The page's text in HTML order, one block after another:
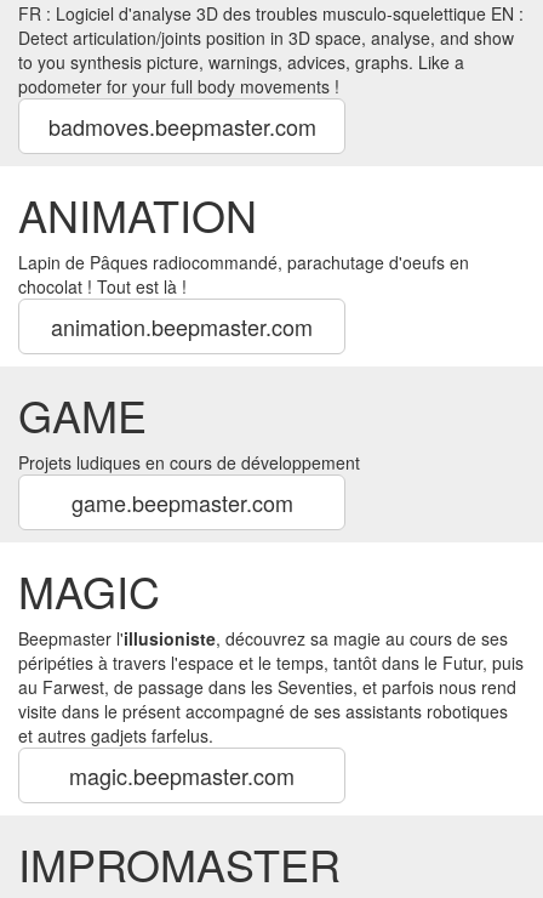
FR : Logiciel d'analyse 3D des troubles musculo-squelettique EN :
Detect articulation/joints position in 3D space, analyse, and show
to you synthesis picture, warnings, advices, graphs. Like a
podometer for your full body movements !
badmoves.beepmaster.com
ANIMATION
Lapin de Pâques radiocommandé, parachutage d'oeufs en
chocolat ! Tout est là !
animation.beepmaster.com
GAME
Projets ludiques en cours de développement
game.beepmaster.com
MAGIC
Beepmaster l'illusioniste, découvrez sa magie au cours de ses
péripéties à travers l'espace et le temps, tantôt dans le Futur, puis
au Farwest, de passage dans les Seventies, et parfois nous rend
visite dans le présent accompagné de ses assistants robotiques
et autres gadjets farfelus.
magic.beepmaster.com
IMPROMASTER